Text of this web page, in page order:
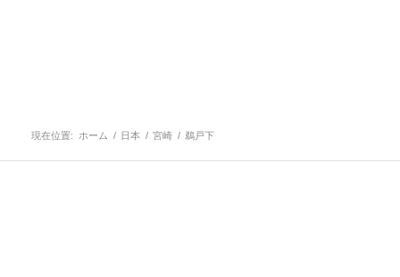
現在位置: ホーム / 日本 / 宮崎 / 鵜戸下